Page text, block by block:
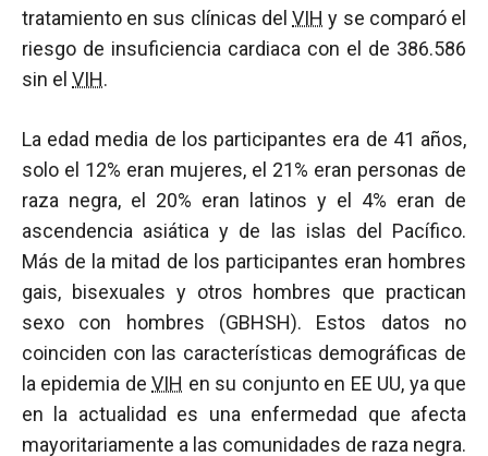
tratamiento en sus clínicas delVIH y se comparó el
riesgo de insuficiencia cardiaca con el de 386.586
sin el VIH.
La edad media de los participantes era de 41 años,
solo el 12% eran mujeres, el 21% eran personas de
raza negra, el 20% eran latinos y el 4% eran de
ascendencia asiática y de las islas del Pacífico.
Más de la mitad de los participantes eran hombres
gais, bisexuales y otros hombres que practican
sexo con hombres (GBHSH). Estos datos no
coinciden con las características demográficas de
la epidemia deVIH en su conjunto en EE UU, ya que
en la actualidad es una enfermedad que afecta
mayoritariamente a las comunidades de raza negra.